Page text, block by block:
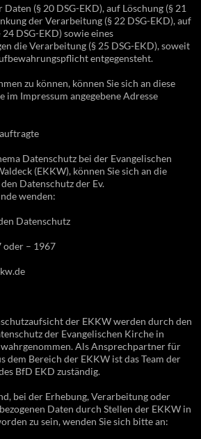
(§ 20 DSG-EKD), auf Löschung (§ 21
der Verarbeitung (§ 22 DSG-EKD), auf
DSG-EKD) sowie eines
die Verarbeitung (§ 25 DSG-EKD), soweit
entgegensteht.
zu können, können Sie sich an diese
im Impressum angegebene Adresse
Datenschutz bei der Evangelischen
(EKKW), können Sie sich an die
Datenschutz der Ev.
wenden:
Datenschutz
oder – 1967
der EKKW werden durch den
der Evangelischen Kirche in
Als Ansprechpartner für
dem Bereich der EKKW ist das Team der
BfD EKD zuständig.
bei der Erhebung, Verarbeitung oder
Daten durch Stellen der EKKW in
zu sein, wenden Sie sich bitte an: